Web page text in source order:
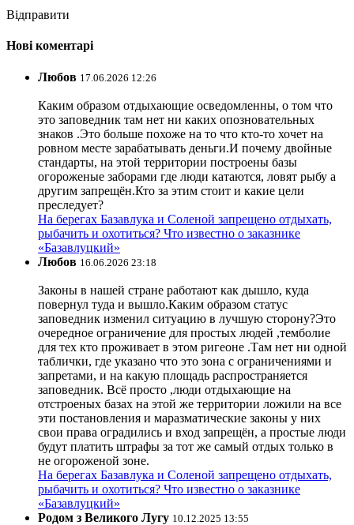
Відправити
Нові коментарі
Любов 17.06.2026 12:26
Каким образом отдыхающие осведомленны, о том что
это заповедник там нет ни каких опозновательных
знаков .Это больше похоже на то что кто-то хочет на
ровном месте зарабатывать деньги.И почему двойные
стандарты, на этой территории построены базы
огороженые заборами где люди катаются, ловят рыбу а
другим запрещён.Кто за этим стоит и какие цели
преследует?
На берегах Базавлука и Соленой запрещено отдыхать,
рыбачить и охотиться? Что известно о заказнике
«Базавлуцкий»
Любов 16.06.2026 23:18
Законы в нашей стране работают как дышло, куда
повернул туда и вышло.Каким образом статус
заповедник изменил ситуацию в лучшую сторону?Это
очередное ограничение для простых людей ,темболие
для тех кто проживает в этом ригеоне .Там нет ни одной
таблички, где указано что это зона с ограничениями и
запретами, и на какую площадь распространяется
заповедник. Всё просто ,люди отдыхающие на
отстроеных базах на этой же территории ложили на все
эти постановления и маразматические законы у них
свои права оградились и вход запрещён, а простые люди
будут платить штрафы за тот же самый отдых только в
не огороженой зоне.
На берегах Базавлука и Соленой запрещено отдыхать,
рыбачить и охотиться? Что известно о заказнике
«Базавлуцкий»
Родом з Великого Лугу 10.12.2025 13:55